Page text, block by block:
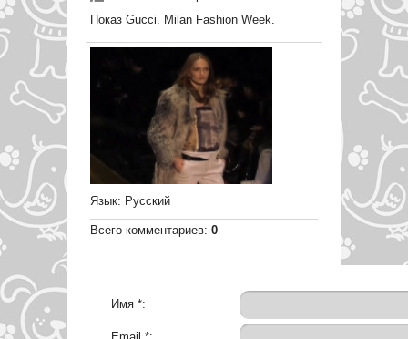
Показ Gucci. Milan Fashion Week.
Язык: Русский
Всего комментариев: 0
Имя *: